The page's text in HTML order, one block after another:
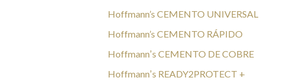
Hoffmann’s CEMENTO UNIVERSAL
Hoffmann’s CEMENTO RÁPIDO
Hoffmannʼs CEMENTO DE COBRE
Hoffmannʼs READY2PROTECT +